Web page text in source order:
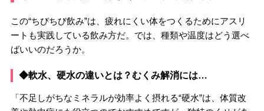
この“ちびちび飲み”は、疲れにくい体をつくるためにアスリ
ートも実践している飲み方だ。では、種類や温度はどう選べ
ばいいのだろうか。
◆軟水、硬水の違いとは？むくみ解消には…
「不足しがちなミネラルが効率よく摂れる“硬水”は、体質改